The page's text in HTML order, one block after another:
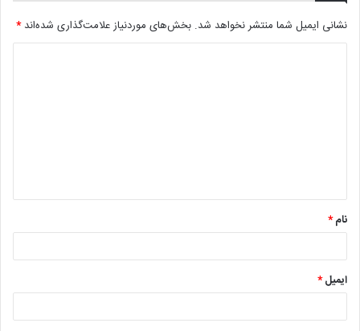
نشانی ایمیل شما منتشر نخواهد شد. بخش‌های موردنیاز علامت‌گذاری شده‌اند*
*
نام*
ایمیل*